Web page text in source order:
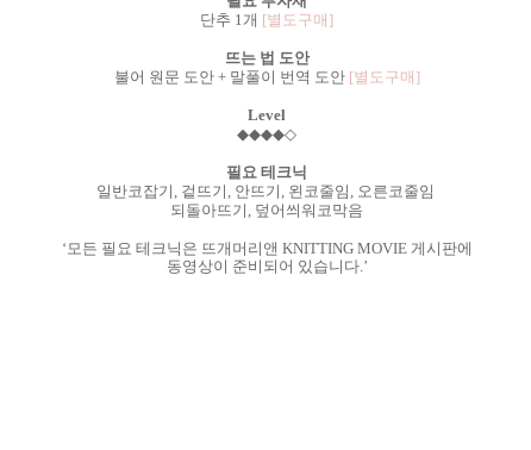
단추 1개 [별도구매]
뜨는 법 도안
불어 원문 도안 + 말풀이 번역 도안 [별도구매]
Level
◆◆◆◆◇
필요 테크닉
일반코잡기, 겉뜨기, 안뜨기, 왼코줄임, 오른코줄임
되돌아뜨기, 덮어씌워코막음
‘모든 필요 테크닉은 뜨개머리앤 KNITTING MOVIE 게시판에
동영상이 준비되어 있습니다.’